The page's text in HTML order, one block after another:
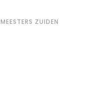
MEESTERS ZUIDEN